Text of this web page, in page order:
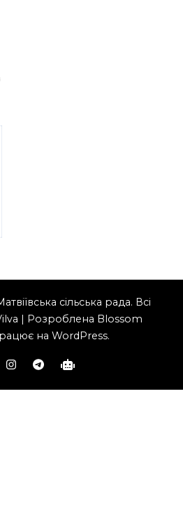
сільська рада. Всі
| Розроблена Blossom
на WordPress.